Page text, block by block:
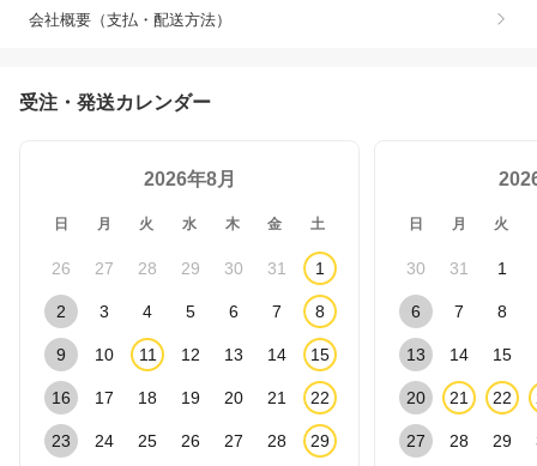
会社概要（支払・配送方法）
受注・発送カレンダー
2026年8月
日 月 火 水 木 金 土
26 27 28 29 30 31 1
2 3 4 5 6 7 8
9 10 11 12 13 14 15
16 17 18 19 20 21 22
23 24 25 26 27 28 29
日 月 火
30 31 1
6 7 8
13 14 15
20 21 22
27 28 29